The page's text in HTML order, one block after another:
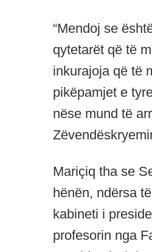
“Mendoj se
qytetarët që të
inkurajoja që të
pikëpamjet e
nëse mund të
Mariçiq tha se
hënën, ndërsa
kabineti i
profesorin nga